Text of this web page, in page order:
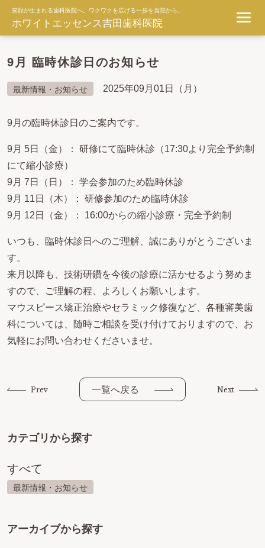
笑顔が生まれる歯科医院へ。ワクワクを広げる一歩を当院から。
ホワイトエッセンス吉田歯科医院
9月 臨時休診日のお知らせ
最新情報・お知らせ 2025年09月01日（月）
9月の臨時休診日のご案内です。
9月 5日（金）： 研修にて臨時休診（17:30より完全予約制
にて縮小診療）
9月 7日（日）： 学会参加のため臨時休診
9月 11日（木）： 研修参加のため臨時休診
9月 12日（金）： 16:00からの縮小診療・完全予約制
いつも、臨時休診日へのご理解、誠にありがとうございま
す。
来月以降も、技術研鑽を今後の診療に活かせるよう努めま
すので、ご理解の程、よろしくお願いします。
マウスピース矯正治療やセラミック修復など、各種審美歯
科については、随時ご相談を受け付けておりますので、お
気軽にお問い合わせくださいませ。
Prev 一覧へ戻る Next
カテゴリから探す
すべて
最新情報・お知らせ
アーカイブから探す